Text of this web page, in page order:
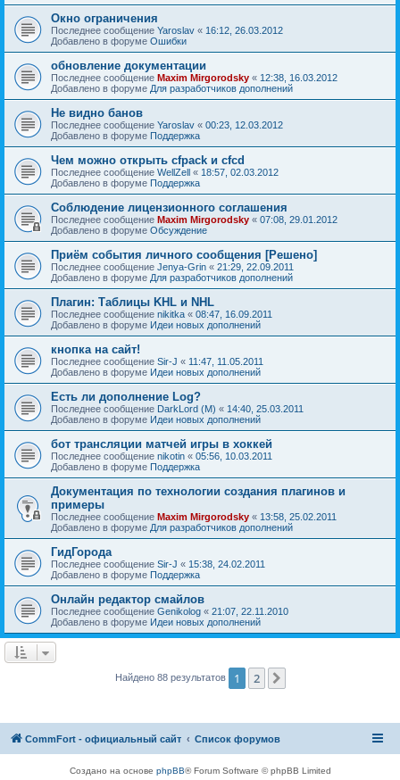
Окно ограничения
Последнее сообщение Yaroslav « 16:12, 26.03.2012
Добавлено в форуме Ошибки
обновление документации
Последнее сообщение Maxim Mirgorodsky « 12:38, 16.03.2012
Добавлено в форуме Для разработчиков дополнений
Не видно банов
Последнее сообщение Yaroslav « 00:23, 12.03.2012
Добавлено в форуме Поддержка
Чем можно открыть cfpack и cfcd
Последнее сообщение WellZell « 18:57, 02.03.2012
Добавлено в форуме Поддержка
Соблюдение лицензионного соглашения
Последнее сообщение Maxim Mirgorodsky « 07:08, 29.01.2012
Добавлено в форуме Обсуждение
Приём события личного сообщения [Решено]
Последнее сообщение Jenya-Grin « 21:29, 22.09.2011
Добавлено в форуме Для разработчиков дополнений
Плагин: Таблицы KHL и NHL
Последнее сообщение nikitka « 08:47, 16.09.2011
Добавлено в форуме Идеи новых дополнений
кнопка на сайт!
Последнее сообщение Sir-J « 11:47, 11.05.2011
Добавлено в форуме Идеи новых дополнений
Есть ли дополнение Log?
Последнее сообщение DarkLord (M) « 14:40, 25.03.2011
Добавлено в форуме Идеи новых дополнений
бот трансляции матчей игры в хоккей
Последнее сообщение nikotin « 05:56, 10.03.2011
Добавлено в форуме Поддержка
Документация по технологии создания плагинов и
примеры
Последнее сообщение Maxim Mirgorodsky « 13:58, 25.02.2011
Добавлено в форуме Для разработчиков дополнений
ГидГорода
Последнее сообщение Sir-J « 15:38, 24.02.2011
Добавлено в форуме Поддержка
Онлайн редактор смайлов
Последнее сообщение Genikolog « 21:07, 22.11.2010
Добавлено в форуме Идеи новых дополнений
Найдено 88 результатов 1 2
CommFort - официальный сайт Список форумов
Создано на основе phpBB® Forum Software © phpBB Limited